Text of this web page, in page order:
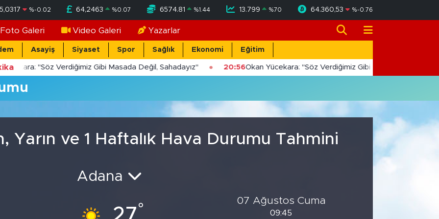
%-0.02 64,2463 %0.07 6574.81 %1.44 13.799 %70 64.360,53 %-0.76
Foto Galeri Video Galeri Yazarlar
Asayiş Siyaset Spor Sağlık Ekonomi Eğitim
"Söz Verdiğimiz Gibi Masada Değil, Sahadayız" 20:56Okan Yücekara: "Söz Verdiğimiz Gibi Masada Değil,
Yarın ve 1 Haftalık Hava Durumu Tahmini
Adana
°
07 Ağustos Cuma
09:45